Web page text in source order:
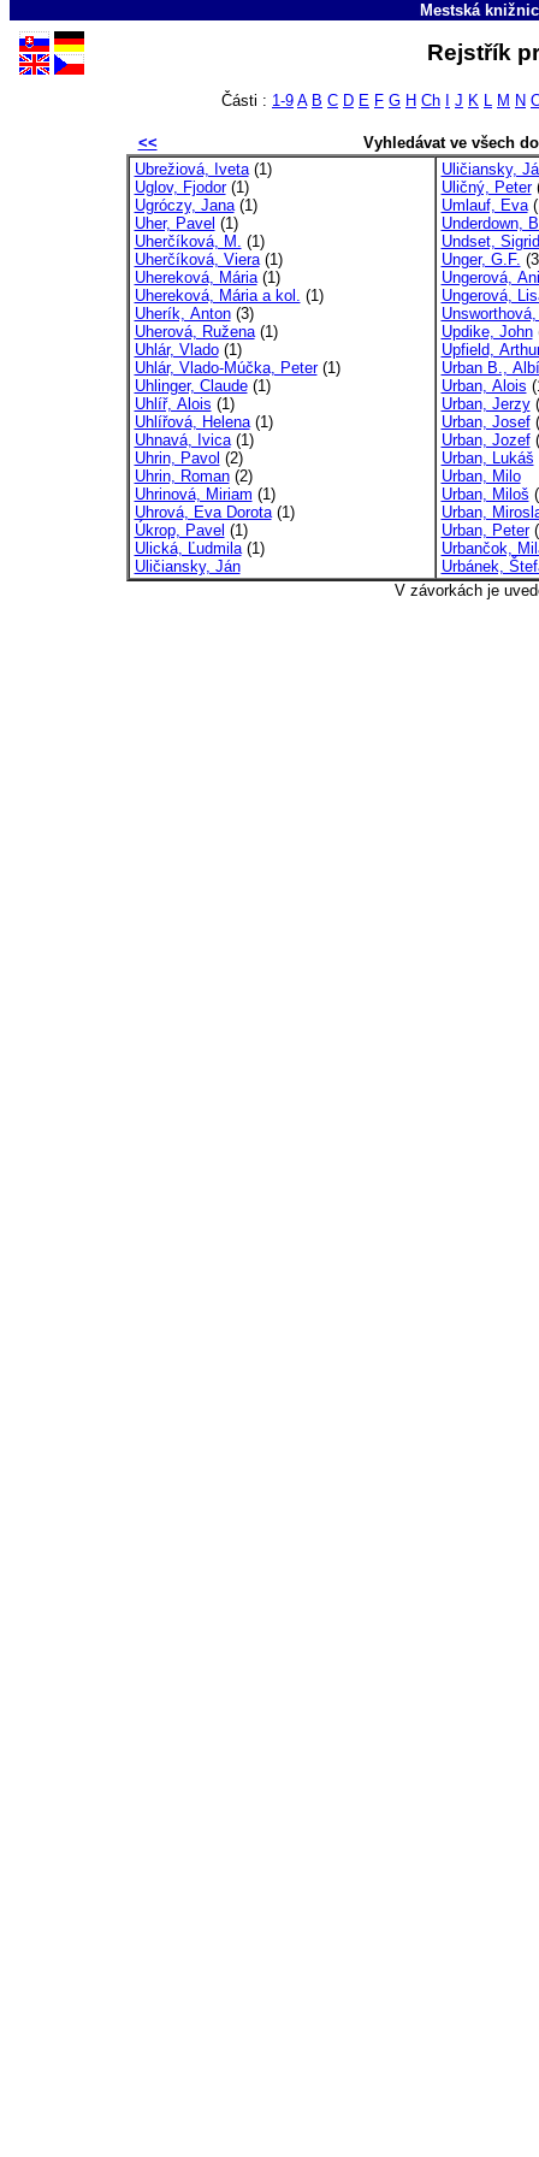
Mestská
Rejstřík
Části : 1-9 A B C D E F G H Ch J K L M N
<<
Vyhledávat ve všech
Ubrežiová, Iveta(1)
Uglov, Fjodor(1)
Ugróczy, Jana(1)
Uher, Pavel (1)
Uherčíková, M. (1)
Uherčíková, Viera(1)
Uhereková, Mária(1)
Uhereková, Mária a kol. (1)
Uherík, Anton(3)
Uherová, Ružena(1)
Uhlár, Vlado(1)
Uhlár, Vlado-Múčka, Peter(1)
Uhlinger, Claude(1)
Uhlíř, Alois (1)
Uhlířová, Helena(1)
Uhnavá, Ivica(1)
Uhrin, Pavol (2)
Uhrin, Roman(2)
Uhrinová, Miriam (1)
Uhrová, Eva Dorota(1)
Úkrop, Pavel (1)
Ulická, Ľudmila(1)
Uličiansky, Ján
Uličiansky,
Uličný, Peter
Umlauf, Eva
Underdown,
Undset, Sigrid
Unger, G.F.
Ungerová,
Ungerová,
Updike, John
Upfield,
Urban B.,
Urban, Alois
Urban, Jerzy
Urban, Josef
Urban, Jozef
Urban, Lukáš
Urban, Milo
Urban, Miloš
Urban,
Urban, Peter
Urbančok,
Urbánek,
V závorkách je